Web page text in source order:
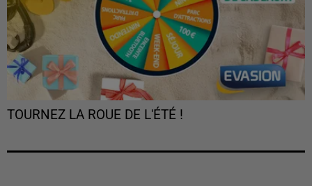
TOURNEZ LA ROUE DE L'ÉTÉ !